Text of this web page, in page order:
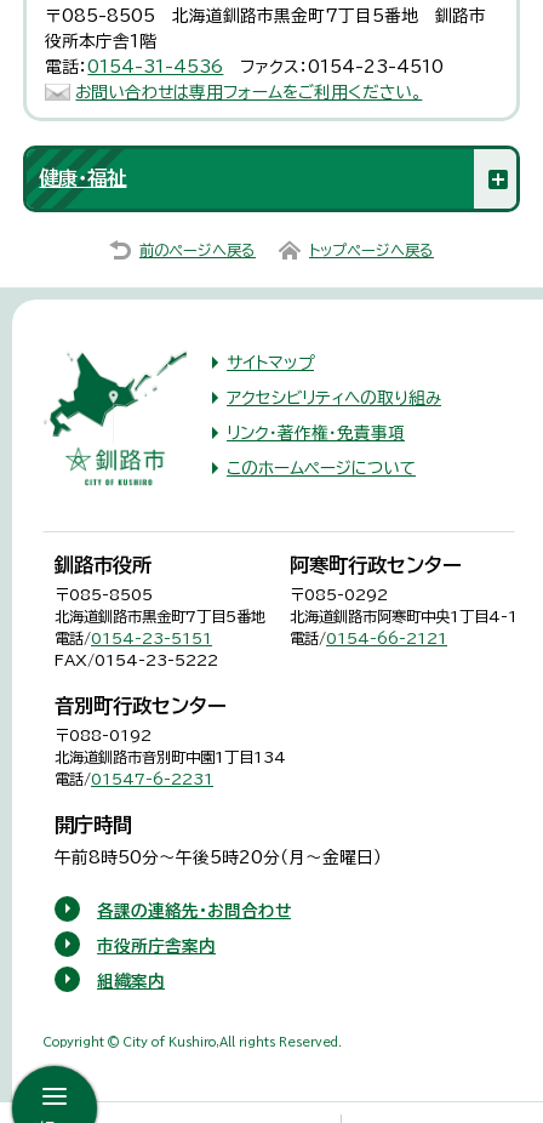
〒085-8505 北海道釧路市黒金町7丁目5番地 釧路市
役所本庁舎1階
電話：0154-31-4536
ファクス：0154-23-4510
お問い合わせは専用フォームをご利用ください。
健康・福祉
前のページへ戻る トップページへ戻る
サイトマップ
アクセシビリティへの取り組み
リンク・著作権・免責事項
このホームページについて
釧路市役所
〒085-8505
北海道釧路市黒金町7丁目5番地
電話/0154-23-5151
FAX/0154-23-5222
阿寒町行政センター
〒085-0292
北海道釧路市阿寒町中央1丁目4-1
電話/0154-66-2121
音別町行政センター
〒088-0192
北海道釧路市音別町中園1丁目134
電話/01547-6-2231
開庁時間
午前8時50分～午後5時20分（月～金曜日）
各課の連絡先・お問合わせ
市役所庁舎案内
組織案内
Copyright © City of Kushiro,All rights Reserved.